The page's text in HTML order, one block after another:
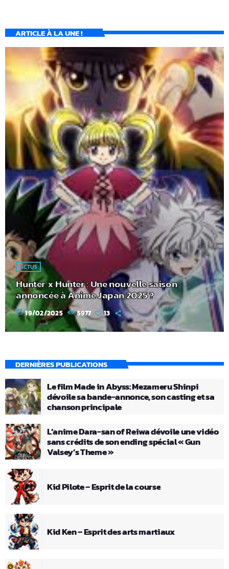
ARTICLE À LA UNE !
ACTUS
Hunter x Hunter : Une nouvelle saison
annoncée à Anime Japan 2025 ?
today 19/02/2025 5977 13
DERNIÈRES PUBLICATIONS
Le film Made in Abyss: Mezameru Shinpi
dévoile sa bande-annonce, son casting et sa
chanson principale
L’anime Dara-san of Reiwa dévoile une vidéo
sans crédits de son ending spécial « Gun
Valsey’s Theme »
Kid Pilote – Esprit de la course
Kid Ken – Esprit des arts martiaux